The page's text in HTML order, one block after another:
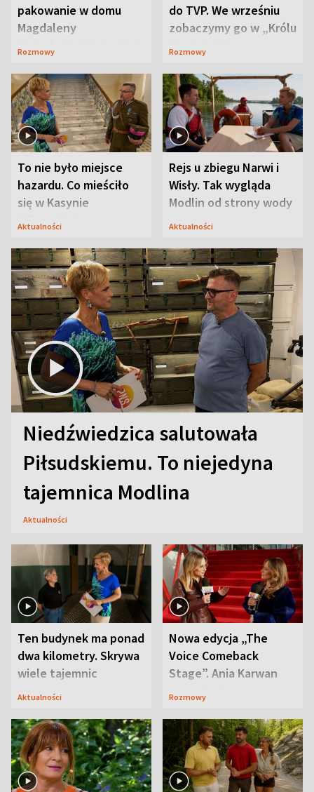
pakowanie w domu
Magdaleny
Waligórskiej-Lisieckiej.
Rozmowy
do TVP. We wrześniu
zobaczymy go w „Królu
Maciusiu I”
Rozmowy
To nie było miejsce
hazardu. Co mieściło
się w Kasynie
Oficerskim?
Aktualności
Rejs u zbiegu Narwi i
Wisły. Tak wygląda
Modlin od strony wody
Aktualności
Niedźwiedzica salutowała
Piłsudskiemu. To niejedyna
tajemnica Modlina
Aktualności
Ten budynek ma ponad
dwa kilometry. Skrywa
wiele tajemnic
Aktualności
Nowa edycja „The
Voice Comeback
Stage”. Ania Karwan
zapowiada
Rozmowy